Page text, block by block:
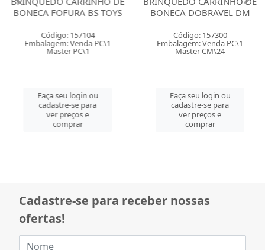
BONECA FOFURA BS TOYS
Código: 157104
Embalagem: Venda PC\1
Master PC\1
Faça seu login ou
cadastre-se para
ver preços e
comprar
BONECA DOBRAVEL DM
Código: 157300
Embalagem: Venda PC\1
Master CM\24
Faça seu login ou
cadastre-se para
ver preços e
comprar
Cadastre-se para receber nossas
ofertas!